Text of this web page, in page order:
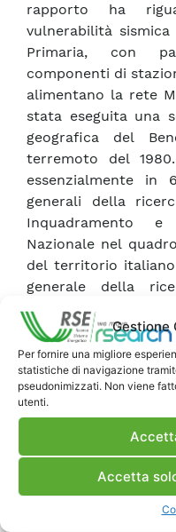
Gestione
Per fornire una migliore
statistiche di navigazione
pseudonimizzati. Non viene
utenti.
Accetta
rapporto ha
vulnerabilità
Primaria, con
componenti di
alimentano la rete
stata eseguita una
geografica del
terremoto del
essenzialmente in
generali della
Inquadramento
Nazionale nel
del territorio
generale della
vulnerabilità
Impostazione
dell’evento sismico
calcolo utilizzato
dell’evento
impostazione e
critica della ricerca,
approfondimento e